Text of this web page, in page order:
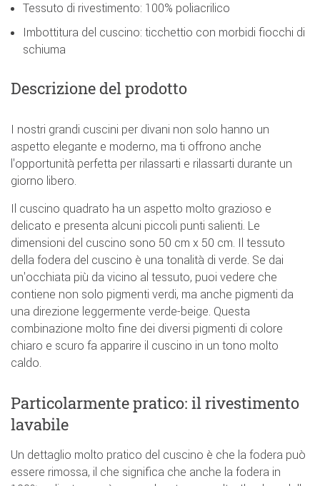
Tessuto di rivestimento: 100% poliacrilico
Imbottitura del cuscino: ticchettio con morbidi fiocchi di
schiuma
Descrizione del prodotto
I nostri grandi cuscini per divani non solo hanno un
aspetto elegante e moderno, ma ti offrono anche
l'opportunità perfetta per rilassarti e rilassarti durante un
giorno libero.
Il cuscino quadrato ha un aspetto molto grazioso e
delicato e presenta alcuni piccoli punti salienti. Le
dimensioni del cuscino sono 50 cm x 50 cm. Il tessuto
della fodera del cuscino è una tonalità di verde. Se dai
un'occhiata più da vicino al tessuto, puoi vedere che
contiene non solo pigmenti verdi, ma anche pigmenti da
una direzione leggermente verde-beige. Questa
combinazione molto fine dei diversi pigmenti di colore
chiaro e scuro fa apparire il cuscino in un tono molto
caldo.
Particolarmente pratico: il rivestimento
lavabile
Un dettaglio molto pratico del cuscino è che la fodera può
essere rimossa, il che significa che anche la fodera in